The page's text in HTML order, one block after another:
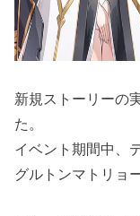
新規ストーリーの
た。
イベント期間中、
グルトンマトリョ